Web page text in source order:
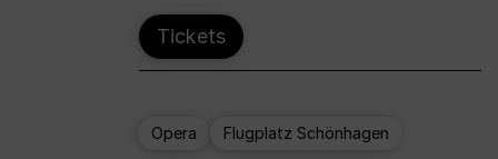
Tickets
Opera Flugplatz Schönhagen